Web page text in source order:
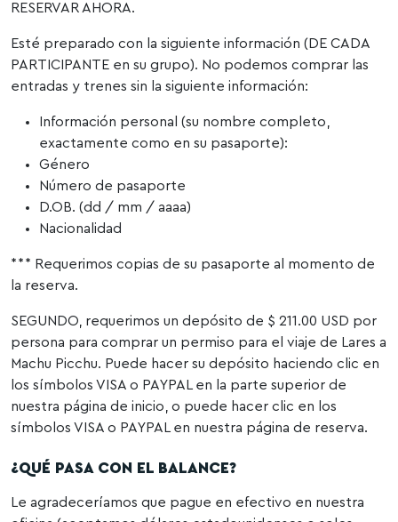
RESERVAR AHORA.
Esté preparado con la siguiente información (DE CADA
PARTICIPANTE en su grupo). No podemos comprar las
entradas y trenes sin la siguiente información:
Información personal (su nombre completo,
exactamente como en su pasaporte):
Género
Número de pasaporte
D.OB. (dd / mm / aaaa)
Nacionalidad
*** Requerimos copias de su pasaporte al momento de
la reserva.
SEGUNDO, requerimos un depósito de $ 211.00 USD por
persona para comprar un permiso para el viaje de Lares a
Machu Picchu. Puede hacer su depósito haciendo clic en
los símbolos VISA o PAYPAL en la parte superior de
nuestra página de inicio, o puede hacer clic en los
símbolos VISA o PAYPAL en nuestra página de reserva.
¿QUÉ PASA CON EL BALANCE?
Le agradeceríamos que pague en efectivo en nuestra